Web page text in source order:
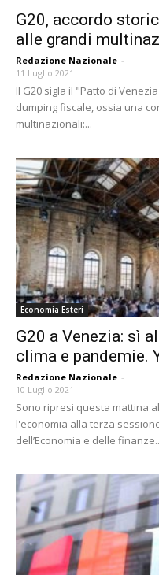
G20, accordo
alle grandi
Redazione Nazionale -
11 Luglio 2021
Il G20 sigla il "Patto di
dumping fiscale, ossia una
multinazionali:...
Economia Esteri
G20 a Venezia: sì
clima e pandemie.
Redazione Nazionale -
10 Luglio 2021
Sono ripresi questa mattina
l'economia alla terza
dell’Economia e delle